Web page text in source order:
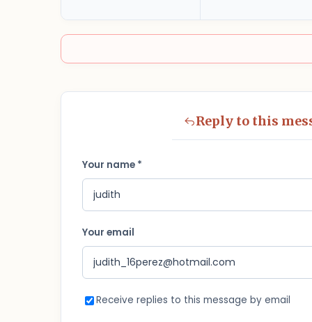
Reply to this
Your name *
Your email
Receive replies to this message by email